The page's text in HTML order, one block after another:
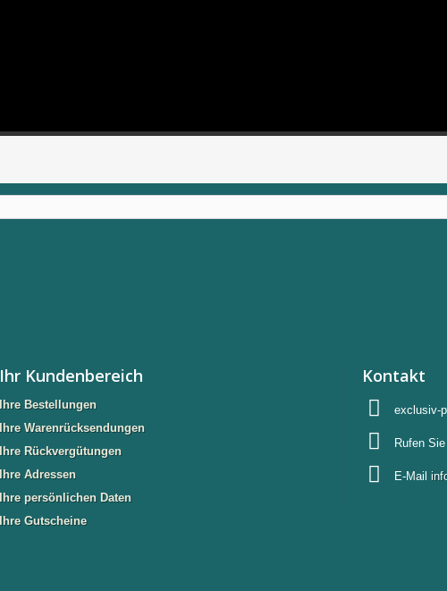
Ihr Kundenbereich
Ihre Bestellungen
Ihre Warenrücksendungen
Ihre Rückvergütungen
Ihre Adressen
Ihre persönlichen Daten
Ihre Gutscheine
Kontakt
exclusiv-
Rufen
E-Mail